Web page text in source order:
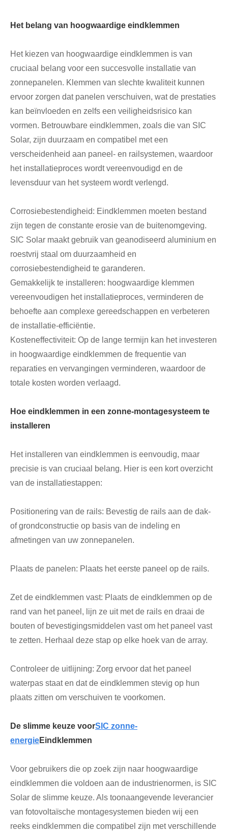
Het belang van hoogwaardige eindklemmen
Het kiezen van hoogwaardige eindklemmen is van
cruciaal belang voor een succesvolle installatie van
zonnepanelen. Klemmen van slechte kwaliteit kunnen
ervoor zorgen dat panelen verschuiven, wat de prestaties
kan beïnvloeden en zelfs een veiligheidsrisico kan
vormen. Betrouwbare eindklemmen, zoals die van SIC
Solar, zijn duurzaam en compatibel met een
verscheidenheid aan paneel- en railsystemen, waardoor
het installatieproces wordt vereenvoudigd en de
levensduur van het systeem wordt verlengd.
Corrosiebestendigheid: Eindklemmen moeten bestand
zijn tegen de constante erosie van de buitenomgeving.
SIC Solar maakt gebruik van geanodiseerd aluminium en
roestvrij staal om duurzaamheid en
corrosiebestendigheid te garanderen.
Gemakkelijk te installeren: hoogwaardige klemmen
vereenvoudigen het installatieproces, verminderen de
behoefte aan complexe gereedschappen en verbeteren
de installatie-efficiëntie.
Kosteneffectiviteit: Op de lange termijn kan het investeren
in hoogwaardige eindklemmen de frequentie van
reparaties en vervangingen verminderen, waardoor de
totale kosten worden verlaagd.
Hoe eindklemmen in een zonne-montagesysteem te
installeren
Het installeren van eindklemmen is eenvoudig, maar
precisie is van cruciaal belang. Hier is een kort overzicht
van de installatiestappen:
Positionering van de rails: Bevestig de rails aan de dak-
of grondconstructie op basis van de indeling en
afmetingen van uw zonnepanelen.
Plaats de panelen: Plaats het eerste paneel op de rails.
Zet de eindklemmen vast: Plaats de eindklemmen op de
rand van het paneel, lijn ze uit met de rails en draai de
bouten of bevestigingsmiddelen vast om het paneel vast
te zetten. Herhaal deze stap op elke hoek van de array.
Controleer de uitlijning: Zorg ervoor dat het paneel
waterpas staat en dat de eindklemmen stevig op hun
plaats zitten om verschuiven te voorkomen.
De slimme keuze voorSIC zonne-
energieEindklemmen
Voor gebruikers die op zoek zijn naar hoogwaardige
eindklemmen die voldoen aan de industrienormen, is SIC
Solar de slimme keuze. Als toonaangevende leverancier
van fotovoltaïsche montagesystemen bieden wij een
reeks eindklemmen die compatibel zijn met verschillende